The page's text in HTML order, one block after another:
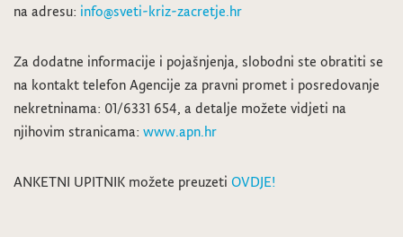
na adresu: info@sveti-kriz-zacretje.hr
Za dodatne informacije i pojašnjenja, slobodni ste obratiti se
na kontakt telefon Agencije za pravni promet i posredovanje
nekretninama: 01/6331 654, a detalje možete vidjeti na
njihovim stranicama: www.apn.hr
ANKETNI UPITNIK možete preuzeti OVDJE!